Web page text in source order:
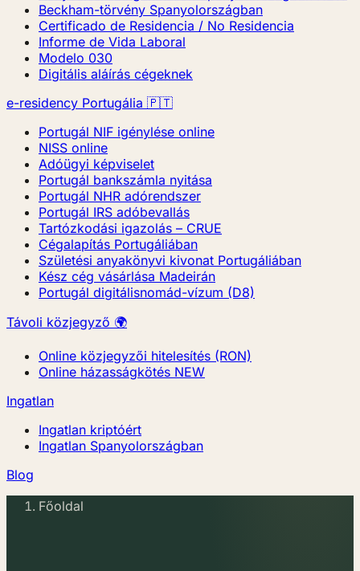
Beckham-törvény Spanyolországban
Certificado de Residencia / No Residencia
Informe de Vida Laboral
Modelo 030
Digitális aláírás cégeknek
e-residency Portugália 🇵🇹
Portugál NIF igénylése online
NISS online
Adóügyi képviselet
Portugál bankszámla nyitása
Portugál NHR adórendszer
Portugál IRS adóbevallás
Tartózkodási igazolás – CRUE
Cégalapítás Portugáliában
Születési anyakönyvi kivonat Portugáliában
Kész cég vásárlása Madeirán
Portugál digitálisnomád-vízum (D8)
Távoli közjegyző 🌍
Online közjegyzői hitelesítés (RON)
Online házasságkötés NEW
Ingatlan
Ingatlan kriptóért
Ingatlan Spanyolországban
Blog
Főoldal